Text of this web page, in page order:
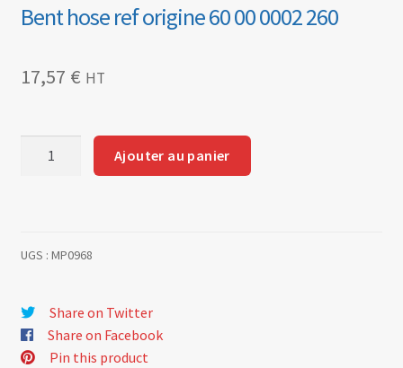
Bent hose ref origine 60 00 0002 260
17,57 € HT
origine
00
0002
260
Ajouter au panier
UGS : MP0968
Share on Twitter
Share on Facebook
Pin this product